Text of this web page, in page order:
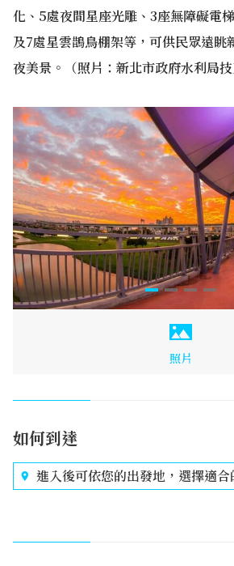
化、5處夜間星座光雕、3座無障礙電
及7處星雲鵲鳥棚架等，可供民眾遠眺
夜美景。（照片：新北市政府水利局技
照片
如何到達
進入後可依您的出發地，選擇適合